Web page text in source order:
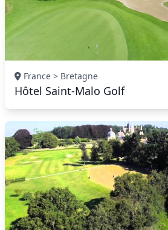
France > Bretagne
Hôtel Saint-Malo Golf